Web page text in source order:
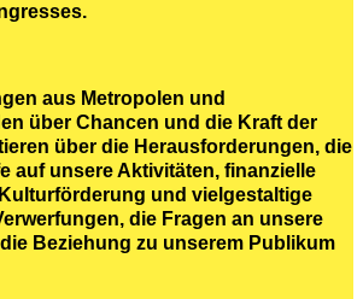
aus Metropolen und
über Chancen und die Kraft der
über die Herausforderungen, die
auf unsere Aktivitäten, finanzielle
und vielgestaltige
die Fragen an unsere
Beziehung zu unserem Publikum